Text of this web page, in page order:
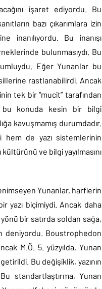
işaret ediyordu. Bu
bazı çıkarımlara izin
inanılıyordu. Bu inanışı
bulunmasıydı. Bu
Eğer Yunanlar bu
rastlanabilirdi. Ancak
tek bir “mucit” tarafından
bu konuda kesin bir bilgi
kavuşmamış durumdadır.
hem de yazı sistemlerinin
ve bilgi yayılmasını
Yunanlar, harflerin
yazı biçimiydi. Ancak daha
bir satırda soldan sağa,
deniyordu. Boustrophedon
M.Ö. 5. yüzyılda, Yunan
Bu değişiklik, yazının
standartlaştırma, Yunan